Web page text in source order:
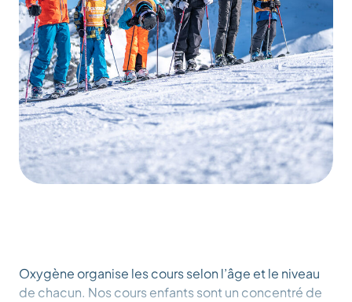
Oxygène organise les cours selon l’âge et le niveau
de chacun. Nos cours enfants sont un concentré de